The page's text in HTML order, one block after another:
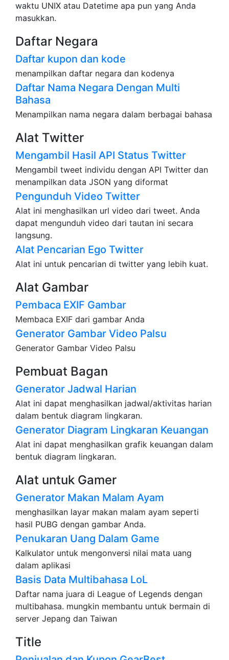
waktu UNIX atau Datetime apa pun yang Anda
masukkan.
Daftar Negara
Daftar kupon dan kode
menampilkan daftar negara dan kodenya
Daftar Nama Negara Dengan Multi
Bahasa
Menampilkan nama negara dalam berbagai bahasa
Alat Twitter
Mengambil Hasil API Status Twitter
Mengambil tweet individu dengan API Twitter dan
menampilkan data JSON yang diformat
Pengunduh Video Twitter
Alat ini menghasilkan url video dari tweet. Anda
dapat mengunduh video dari tautan ini secara
langsung.
Alat Pencarian Ego Twitter
Alat ini untuk pencarian di twitter yang lebih kuat.
Alat Gambar
Pembaca EXIF Gambar
Membaca EXIF dari gambar Anda
Generator Gambar Video Palsu
Generator Gambar Video Palsu
Pembuat Bagan
Generator Jadwal Harian
Alat ini dapat menghasilkan jadwal/aktivitas harian
dalam bentuk diagram lingkaran.
Generator Diagram Lingkaran Keuangan
Alat ini dapat menghasilkan grafik keuangan dalam
bentuk diagram lingkaran.
Alat untuk Gamer
Generator Makan Malam Ayam
menghasilkan layar makan malam ayam seperti
hasil PUBG dengan gambar Anda.
Penukaran Uang Dalam Game
Kalkulator untuk mengonversi nilai mata uang
dalam aplikasi
Basis Data Multibahasa LoL
Daftar nama juara di League of Legends dengan
multibahasa. mungkin membantu untuk bermain di
server Jepang dan Taiwan
Title